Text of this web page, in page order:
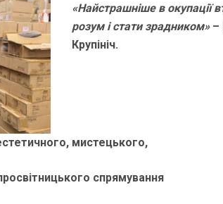
«Найстрашніше в окупації
розум і стати зрадником»–
Крупініч.
мистецького,
спрямування